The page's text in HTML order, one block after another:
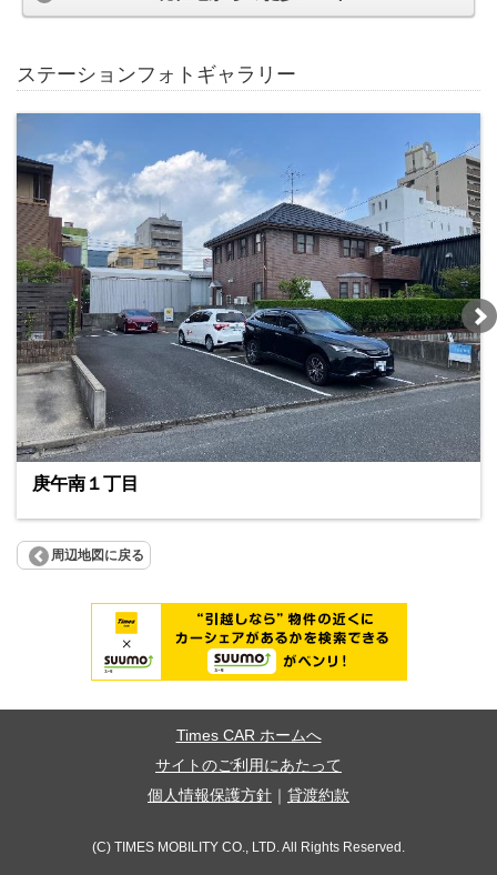
ステーションフォトギャラリー
庚午南１丁目
周辺地図に戻る
Times CAR ホームへ
サイトのご利用にあたって
個人情報保護方針
貸渡約款
(C) TIMES MOBILITY CO., LTD. All Rights Reserved.